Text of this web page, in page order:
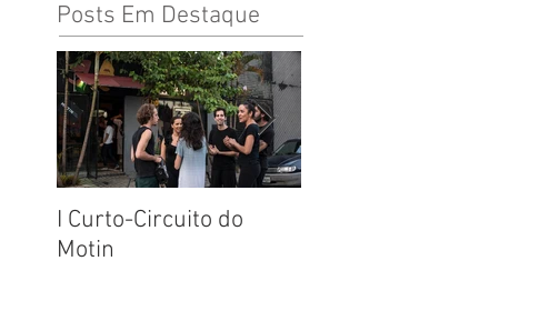
Posts Em Destaque
I Curto-Circuito do
Motin